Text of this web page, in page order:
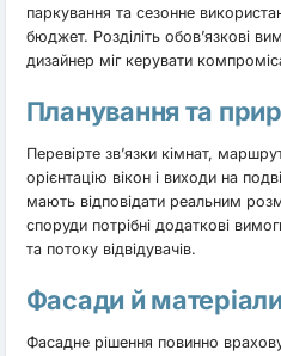
паркування та сезонне
бюджет. Розділіть обов’язкові
дизайнер міг керувати
Планування та
Перевірте зв’язки кімнат,
орієнтацію вікон і виходи на
мають відповідати реальним
споруди потрібні додаткові
та потоку відвідувачів.
Фасади й матеріали
Фасадне рішення повинно